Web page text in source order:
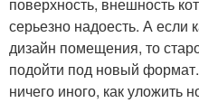
поверхность, внешность
серьезно надоесть. А если
дизайн помещения, то
подойти под новый формат.
ничего иного, как уложить